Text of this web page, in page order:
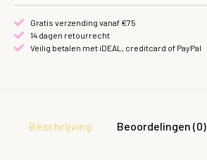
Gratis verzending vanaf €75
14 dagen retourrecht
Veilig betalen met iDEAL, creditcard of PayPal
Beschrijving Beoordelingen (0)